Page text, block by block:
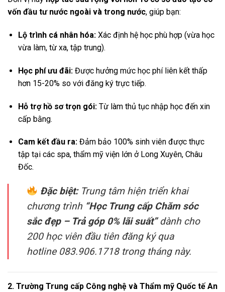
vốn đầu tư nước ngoài và trong nước, giúp bạn:
Lộ trình cá nhân hóa:Xác định hệ học phù hợp (vừa học
vừa làm, từ xa, tập trung).
Học phí ưu đãi:Được hưởng mức học phí liên kết thấp
hơn 15-20% so với đăng ký trực tiếp.
Hỗ trợ hồ sơ trọn gói:Từ làm thủ tục nhập học đến xin
cấp bằng.
Cam kết đầu ra:Đảm bảo 100% sinh viên được thực
tập tại các spa, thẩm mỹ viện lớn ở Long Xuyên, Châu
Đốc.
Đặc biệt:Trung tâm hiện triển khai
chương trình “Học Trung cấp Chăm sóc
sắc đẹp – Trả góp 0% lãi suất”dành cho
200 học viên đầu tiên đăng ký qua
hotline 083.906.1718 trong tháng này.
2. Trường Trung cấp Công nghệ và Thẩm mỹ Quốc tế An